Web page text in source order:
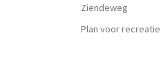
Ziendeweg
Plan voor